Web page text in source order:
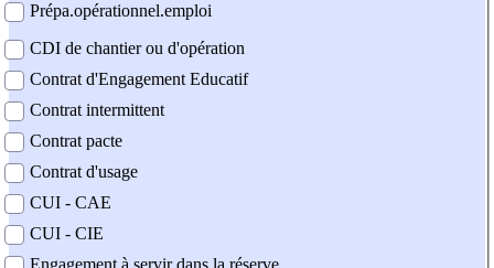
Prépa.opérationnel.emploi
CDI de chantier ou d'opération
Contrat d'Engagement Educatif
Contrat intermittent
Contrat pacte
Contrat d'usage
CUI - CAE
CUI - CIE